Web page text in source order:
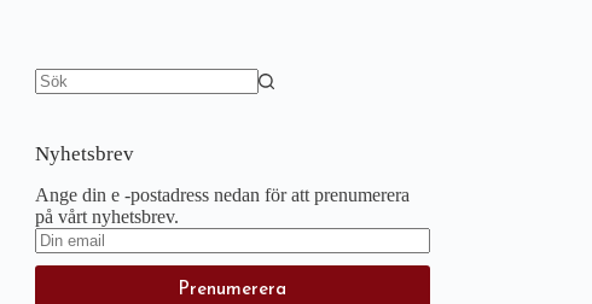
Nyhetsbrev
Ange din e -postadress nedan för att prenumerera
på vårt nyhetsbrev.
Prenumerera